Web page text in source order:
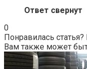
Ответ свернут
0
Понравилась
Вам также может